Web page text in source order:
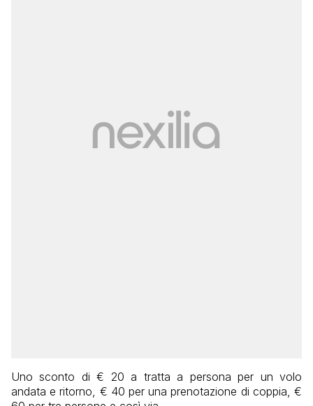
Uno sconto di € 20 a tratta a persona per un volo
andata e ritorno, € 40 per una prenotazione di coppia, €